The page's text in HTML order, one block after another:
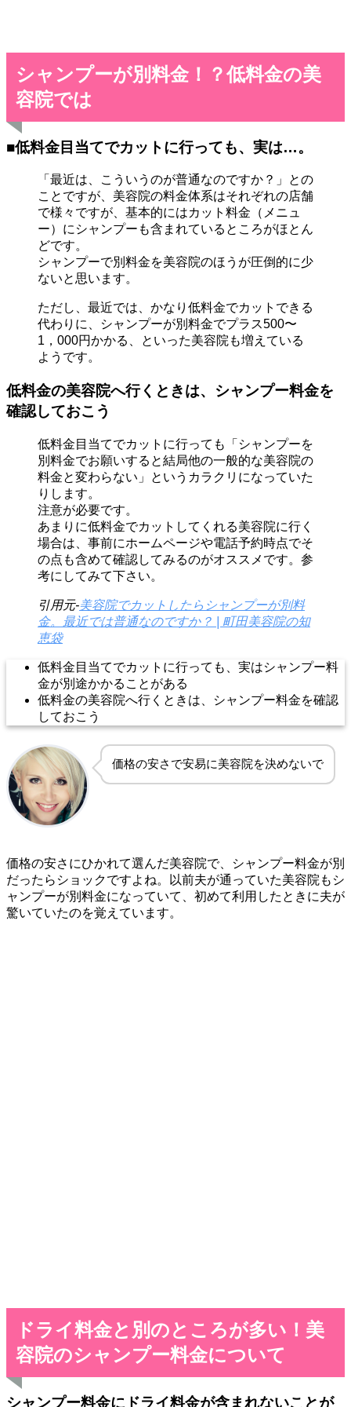
シャンプーが別料金！？低料金の美
容院では
■低料金目当てでカットに行っても、実は…。
「最近は、こういうのが普通なのですか？」との
ことですが、美容院の料金体系はそれぞれの店舗
で様々ですが、基本的にはカット料金（メニュ
ー）にシャンプーも含まれているところがほとん
どです。
シャンプーで別料金を美容院のほうが圧倒的に少
ないと思います。
ただし、最近では、かなり低料金でカットできる
代わりに、シャンプーが別料金でプラス500〜
1，000円かかる、といった美容院も増えている
ようです。
低料金の美容院へ行くときは、シャンプー料金を
確認しておこう
低料金目当てでカットに行っても「シャンプーを
別料金でお願いすると結局他の一般的な美容院の
料金と変わらない」というカラクリになっていた
りします。
注意が必要です。
あまりに低料金でカットしてくれる美容院に行く
場合は、事前にホームページや電話予約時点でそ
の点も含めて確認してみるのがオススメです。参
考にしてみて下さい。
引用元-美容院でカットしたらシャンプーが別料
金。最近では普通なのですか？ | 町田美容院の知
恵袋
低料金目当てでカットに行っても、実はシャンプー料
金が別途かかることがある
低料金の美容院へ行くときは、シャンプー料金を確認
しておこう
価格の安さで安易に美容院を決めないで
価格の安さにひかれて選んだ美容院で、シャンプー料金が別
だったらショックですよね。以前夫が通っていた美容院もシ
ャンプーが別料金になっていて、初めて利用したときに夫が
驚いていたのを覚えています。
ドライ料金と別のところが多い！美
容院のシャンプー料金について
シャンプー料金にドライ料金が含まれないことが